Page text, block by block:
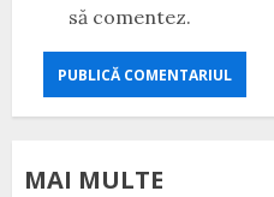
să comentez.
MAI MULTE